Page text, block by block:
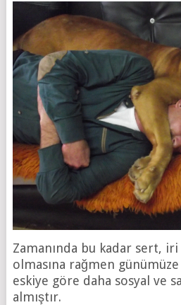
Zamanında bu kadar sert,
olmasına rağmen
eskiye göre daha sosyal ve
almıştır.